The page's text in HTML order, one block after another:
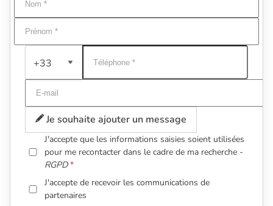
+33
Je souhaite ajouter un message
J'accepte que les informations saisies soient utilisées
pour me recontacter dans le cadre de ma recherche -
RGPD
J'accepte de recevoir les communications de
partenaires